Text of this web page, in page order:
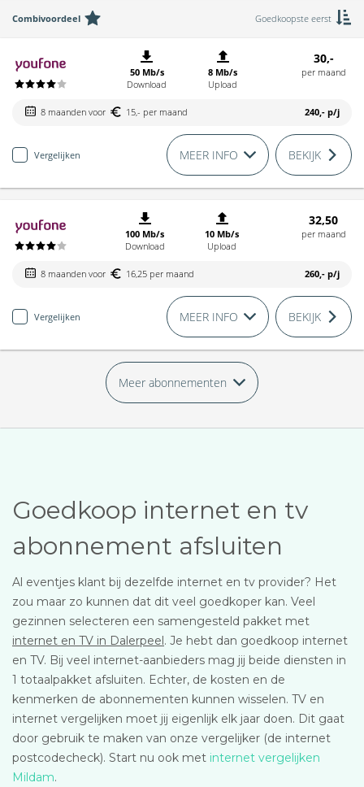
Combivoordeel Goedkoopste eerst
50 Mb/s
Download
8 Mb/s
Upload
30,-
per maand
8 maanden voor 15,- per maand 240,- p/j
Vergelijken MEER INFO BEKIJK
100 Mb/s
Download
10 Mb/s
Upload
32,50
per maand
8 maanden voor 16,25 per maand 260,- p/j
Vergelijken MEER INFO BEKIJK
Meer abonnementen
Goedkoop internet en tv
abonnement afsluiten
Al eventjes klant bij dezelfde internet en tv provider? Het
zou maar zo kunnen dat dit veel goedkoper kan. Veel
gezinnen selecteren een samengesteld pakket met
internet en TV in Dalerpeel. Je hebt dan goedkoop internet
en TV. Bij veel internet-aanbieders mag jij beide diensten in
1 totaalpakket afsluiten. Echter, de kosten en de
kenmerken de abonnementen kunnen wisselen. TV en
internet vergelijken moet jij eigenlijk elk jaar doen. Dit gaat
door gebruik te maken van onze vergelijker (de internet
postcodecheck). Start nu ook met internet vergelijken
Mildam.